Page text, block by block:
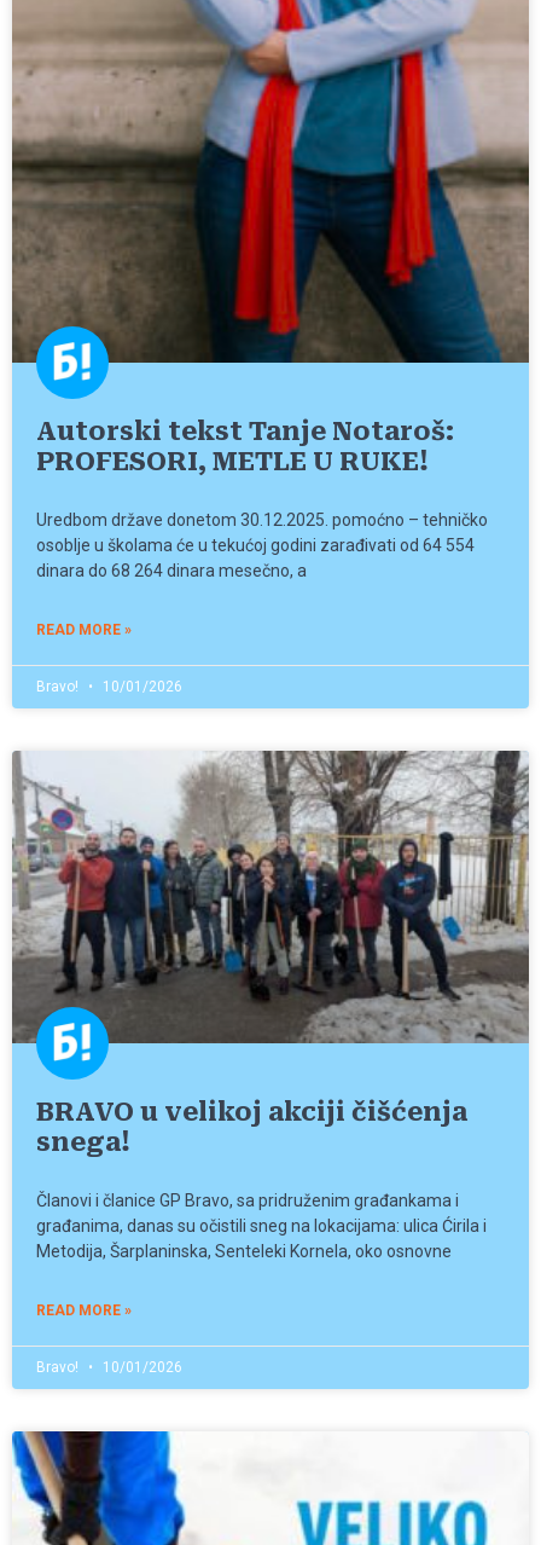
Autorski tekst Tanje Notaroš:
PROFESORI, METLE U RUKE!
Uredbom države donetom 30.12.2025. pomoćno – tehničko
osoblje u školama će u tekućoj godini zarađivati od 64 554
dinara do 68 264 dinara mesečno, a
READ MORE »
Bravo! 10/01/2026
BRAVO u velikoj akciji čišćenja
snega!
Članovi i članice GP Bravo, sa pridruženim građankama i
građanima, danas su očistili sneg na lokacijama: ulica Ćirila i
Metodija, Šarplaninska, Senteleki Kornela, oko osnovne
READ MORE »
Bravo! 10/01/2026